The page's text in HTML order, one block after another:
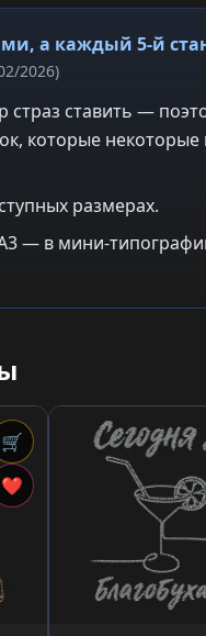
а каждый 5-й
2026)
ставить —
которые
размерах.
A3 — в мини-
🛒
❤